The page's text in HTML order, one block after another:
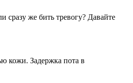
же бить тревогу? Давайте
кожи. Задержка пота в